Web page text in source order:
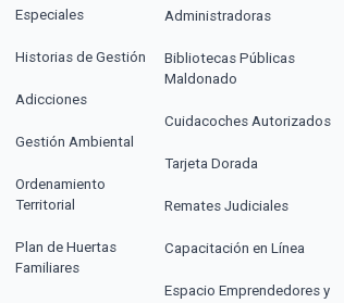
Especiales
Historias de Gestión
Adicciones
Gestión Ambiental
Ordenamiento
Territorial
Plan de Huertas
Familiares
Administradoras
Bibliotecas Públicas
Maldonado
Cuidacoches Autorizados
Tarjeta Dorada
Remates Judiciales
Capacitación en Línea
Espacio Emprendedores y